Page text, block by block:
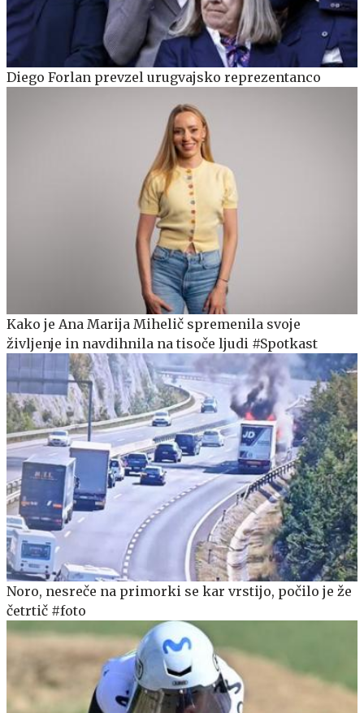
Diego Forlan prevzel urugvajsko reprezentanco
Kako je Ana Marija Mihelič spremenila svoje
življenje in navdihnila na tisoče ljudi #Spotkast
Noro, nesreče na primorki se kar vrstijo, počilo je že
četrtič #foto